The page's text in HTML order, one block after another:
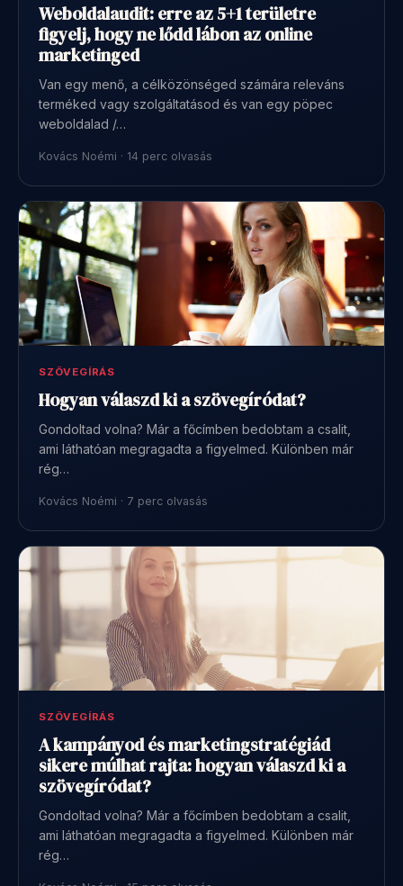
Weboldalaudit: erre az 5+1 területre
figyelj, hogy ne lődd lábon az online
marketinged
Van egy menő, a célközönséged számára releváns
terméked vagy szolgáltatásod és van egy pöpec
weboldalad /…
Kovács Noémi · 14 perc olvasás
SZÖVEGÍRÁS
Hogyan válaszd ki a szövegíródat?
Gondoltad volna? Már a főcímben bedobtam a csalit,
ami láthatóan megragadta a figyelmed. Különben már
rég…
Kovács Noémi · 7 perc olvasás
SZÖVEGÍRÁS
A kampányod és marketingstratégiád
sikere múlhat rajta: hogyan válaszd ki a
szövegíródat?
Gondoltad volna? Már a főcímben bedobtam a csalit,
ami láthatóan megragadta a figyelmed. Különben már
rég…